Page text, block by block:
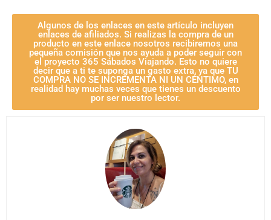
Algunos de los enlaces en este artículo incluyen
enlaces de afiliados. Si realizas la compra de un
producto en este enlace nosotros recibiremos una
pequeña comisión que nos ayuda a poder seguir con
el proyecto 365 Sábados Viajando. Esto no quiere
decir que a ti te suponga un gasto extra, ya que TU
COMPRA NO SE INCREMENTA NI UN CÉNTIMO, en
realidad hay muchas veces que tienes un descuento
por ser nuestro lector.